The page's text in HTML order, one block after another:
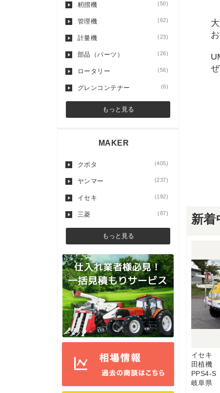
新着
イセキ
田植機
PPS4-S
岐阜県
籾摺機 (50)
管理機 (62)
計量機 (23)
部品（パーツ） (26)
ロータリー (56)
グレンコンテナー (6)
もっと見る
MAKER
クボタ (405)
ヤンマー (237)
イセキ (192)
三菱 (87)
もっと見る